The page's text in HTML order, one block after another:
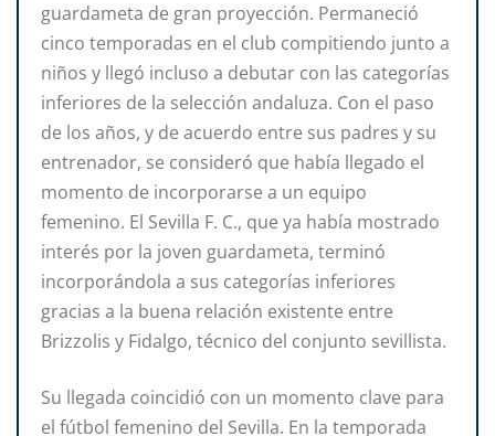
guardameta de gran proyección. Permaneció
cinco temporadas en el club compitiendo junto a
niños y llegó incluso a debutar con las categorías
inferiores de la selección andaluza. Con el paso
de los años, y de acuerdo entre sus padres y su
entrenador, se consideró que había llegado el
momento de incorporarse a un equipo
femenino. El Sevilla F. C., que ya había mostrado
interés por la joven guardameta, terminó
incorporándola a sus categorías inferiores
gracias a la buena relación existente entre
Brizzolis y Fidalgo, técnico del conjunto sevillista.
Su llegada coincidió con un momento clave para
el fútbol femenino del Sevilla. En la temporada